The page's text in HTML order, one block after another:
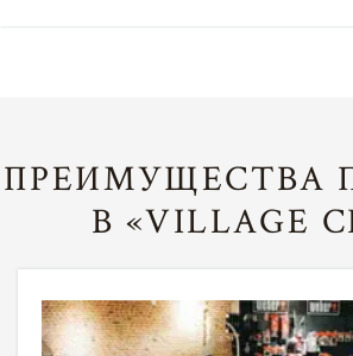
ПРЕИМУЩЕСТВА
В «VILLAGE